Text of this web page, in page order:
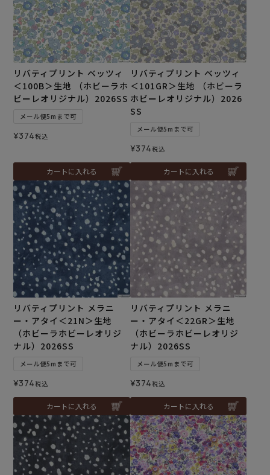
リバティプリント ベッツィ
＜100B＞生地 （ホビーラホ
ビーレオリジナル）2026SS
メール便5mまで可
¥374税込
カートに入れる
リバティプリント ベッツィ
＜101GR＞生地 （ホビーラ
ホビーレオリジナル）2026
SS
メール便5mまで可
¥374税込
カートに入れる
リバティプリント メラニ
ー・アタイ＜21N＞生地
（ホビーラホビーレオリジ
ナル）2026SS
メール便5mまで可
¥374税込
カートに入れる
リバティプリント メラニ
ー・アタイ＜22GR＞生地
（ホビーラホビーレオリジ
ナル）2026SS
メール便5mまで可
¥374税込
カートに入れる